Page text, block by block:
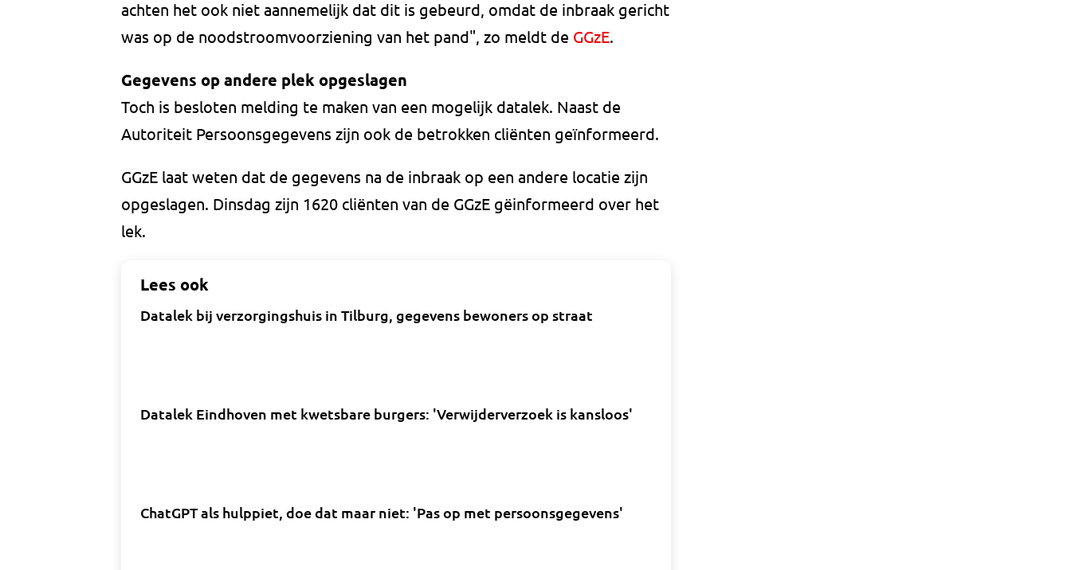
achten het ook niet aannemelijk dat dit is gebeurd, omdat de inbraak gericht
was op de noodstroomvoorziening van het pand", zo meldt de GGzE.
Gegevens op andere plek opgeslagen
Toch is besloten melding te maken van een mogelijk datalek. Naast de
Autoriteit Persoonsgegevens zijn ook de betrokken cliënten geïnformeerd.
GGzE laat weten dat de gegevens na de inbraak op een andere locatie zijn
opgeslagen. Dinsdag zijn 1620 cliënten van de GGzE gëinformeerd over het
lek.
Lees ook
Datalek bij verzorgingshuis in Tilburg, gegevens bewoners op straat
Datalek Eindhoven met kwetsbare burgers: 'Verwijderverzoek is kansloos'
ChatGPT als hulppiet, doe dat maar niet: 'Pas op met persoonsgegevens'